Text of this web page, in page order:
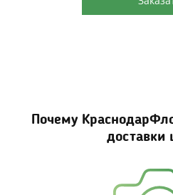
Почему
доставки